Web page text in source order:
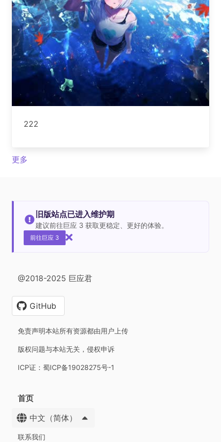
222
更多
旧版站点已进入维护期
建议前往巨应 3 获取更稳定、更好的体验。
前往巨应 3
@2018-2025 巨应君
GitHub
免责声明本站所有资源都由用户上传
版权问题与本站无关，侵权申诉
ICP证：蜀ICP备19028275号-1
首页
中文（简体）
联系我们